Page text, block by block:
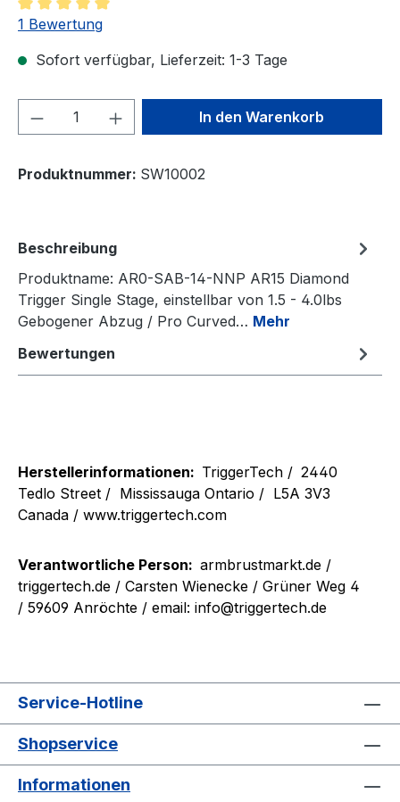
Durchschnittliche Bewertung von 5 von 5 Sternen
1 Bewertung
Sofort verfügbar, Lieferzeit: 1-3 Tage
Produkt Anzahl: Gib denIn den Warenkorb
Produktnummer: SW10002
Beschreibung
Produktname: AR0-SAB-14-NNP AR15 Diamond
Trigger Single Stage, einstellbar von 1.5 - 4.0lbs
Gebogener Abzug / Pro Curved… Mehr
Bewertungen
Herstellerinformationen: TriggerTech / 2440
Tedlo Street / Mississauga Ontario / L5A 3V3
Canada / www.triggertech.com
Verantwortliche Person: armbrustmarkt.de /
triggertech.de / Carsten Wienecke / Grüner Weg 4
/ 59609 Anröchte / email: info@triggertech.de
Service-Hotline
Shopservice
Informationen